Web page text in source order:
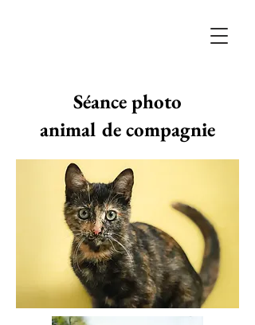
Séance photo
animal de compagnie